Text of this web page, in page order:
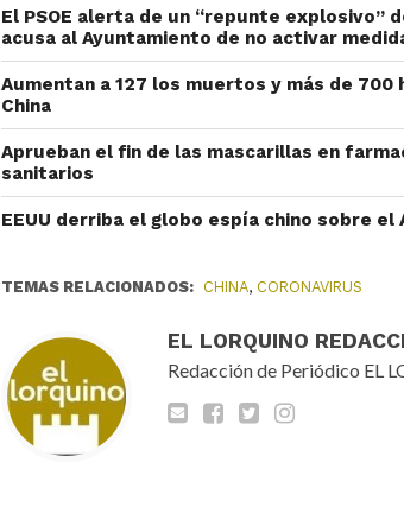
El PSOE alerta de un “repunte explosivo”
acusa al Ayuntamiento de no activar
Aumentan a 127 los muertos y más de
China
Aprueban el fin de las mascarillas en
sanitarios
EEUU derriba el globo espía chino sobre el
TEMAS RELACIONADOS: CHINA, CORONAVIRUS
EL LORQUINO
Redacción de Periódico EL